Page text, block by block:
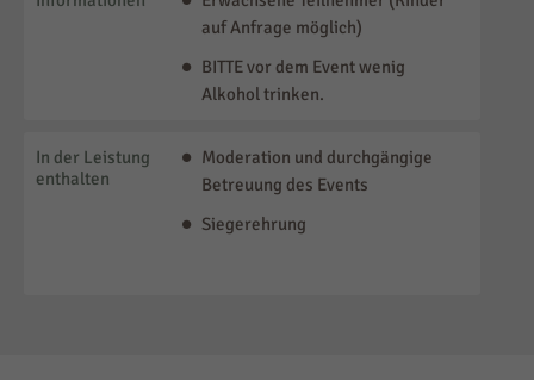
auf Anfrage möglich)
BITTE vor dem Event wenig
Alkohol trinken.
In der Leistung
enthalten
Moderation und durchgängige
Betreuung des Events
Siegerehrung